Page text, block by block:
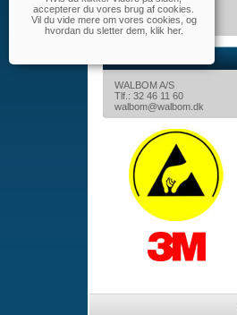
WALBOM A/S
Tlf.: 32 46 11 60
walbom@walbom.dk
accepterer du vores brug af cookies.
Vil du vide mere om vores cookies, og
hvordan du sletter dem, klik her.